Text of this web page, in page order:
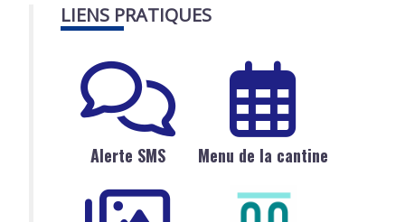
LIENS PRATIQUES
Alerte SMS Menu de la cantine